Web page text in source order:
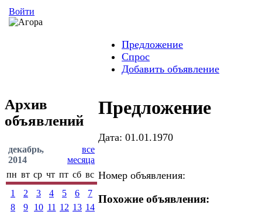
Войти
Предложение
Спрос
Добавить объявление
Архив
объявлений
декабрь,
2014
все
месяца
пн вт ср чт пт сб вс
1
2 3 4 5 6
7
8
9 10 11 12 13 14
Предложение
Дата: 01.01.1970
Номер объявления:
Похожие объявления: